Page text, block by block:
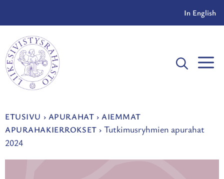
In English
ETUSIVU › APURAHAT › AIEMMAT
APURAHAKIERROKSET ›Tutkimusryhmien apurahat
2024